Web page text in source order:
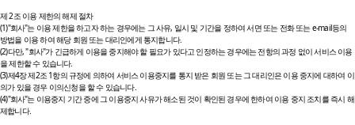
제 2조 이용 제한의 해제 절차
(1)"회사"는 이용 제한을 하고자 하는 경우에는 그 사유, 일시 및 기간을 정하여 서면 또는 전화 또는 e-mail등의
방법을 이용 하여 해당 회원 또는 대리인에게 통지합니다.
(2)다만, "회사"가 긴급하게 이용을 중지해야 할 필요가 있다고 인정하는 경우에는 전항의 과정 없이 서비스 이용
을 제한할 수 있습니다.
(3)제4장 제2조 1항의 규정에 의하여 서비스 이용중지를 통지 받은 회원 또는 그 대리인은 이용 중지에 대하여 이
의가 있을 경우 이의신청을 할 수 있습니다.
(4)"회사"는 이용중지 기간 중에 그 이용중지 사유가 해소된 것이 확인된 경우에 한하여 이용 중지 조치를 즉시 해
제합니다.